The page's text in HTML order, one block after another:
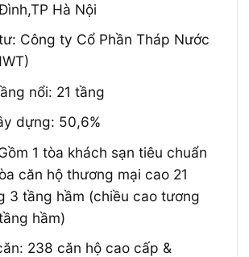
Hà Nội
Công ty Cổ Phần Tháp Nước
nổi: 21 tầng
dựng: 50,6%
1 tòa khách sạn tiêu chuẩn
căn hộ thương mại cao 21
3 tầng hầm (chiều cao tương
hầm)
238 căn hộ cao cấp &